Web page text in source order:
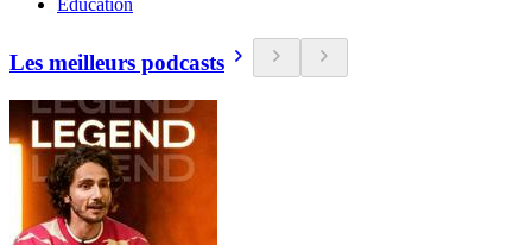
Education
Les meilleurs podcasts